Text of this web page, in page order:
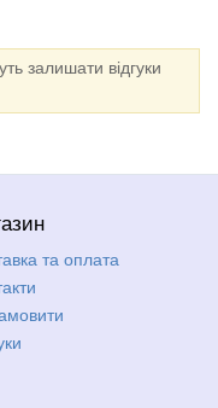
залишати відгуки
та оплата